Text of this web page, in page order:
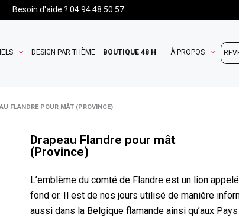
Besoin d'aide ? 04 94 48 50 57
DESIGN PAR THÈME BOUTIQUE 48 H À PROPOS
FLANDRE POUR MÂT (PROVINCE)
Drapeau Flandre pour mât
(Province)
L’emblème du comté de Flandre est un lion
fond or. Il est de nos jours utilisé de manière
aussi dans la Belgique flamande ainsi qu’aux Pays